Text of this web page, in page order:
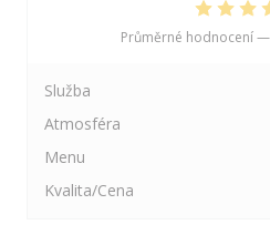
Průměrné hodnocení —
Služba
Atmosféra
Menu
Kvalita/Cena